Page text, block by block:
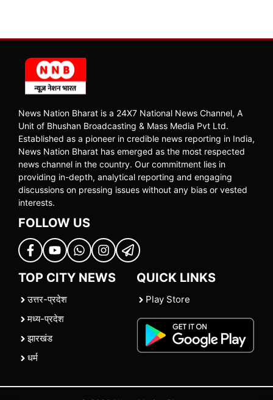
News Nation Bharat is a 24X7 National News Channel, A
Unit of Bhushan Broadcasting & Mass Media Pvt Ltd.
Established as a pioneer in credible news reporting in India,
News Nation Bharat has emerged as the most respected
news channel in the country. Our commitment lies in
providing in-depth, analytical reporting and engaging
discussions on pressing issues without any bias or vested
interests.
FOLLOW US
TOP CITY NEWS
उत्तर-प्रदेश
मध्य-प्रदेश
झारखंड
धर्म
QUICK LINKS
Play Store